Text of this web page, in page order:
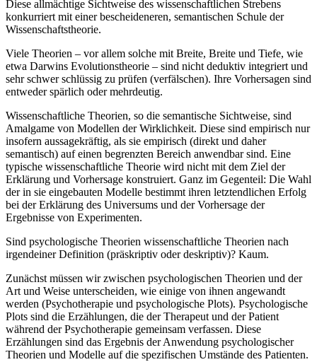
Diese allmächtige Sichtweise des wissenschaftlichen Strebens
konkurriert mit einer bescheideneren, semantischen Schule der
Wissenschaftstheorie.
Viele Theorien – vor allem solche mit Breite, Breite und Tiefe, wie
etwa Darwins Evolutionstheorie – sind nicht deduktiv integriert und
sehr schwer schlüssig zu prüfen (verfälschen). Ihre Vorhersagen sind
entweder spärlich oder mehrdeutig.
Wissenschaftliche Theorien, so die semantische Sichtweise, sind
Amalgame von Modellen der Wirklichkeit. Diese sind empirisch nur
insofern aussagekräftig, als sie empirisch (direkt und daher
semantisch) auf einen begrenzten Bereich anwendbar sind. Eine
typische wissenschaftliche Theorie wird nicht mit dem Ziel der
Erklärung und Vorhersage konstruiert. Ganz im Gegenteil: Die Wahl
der in sie eingebauten Modelle bestimmt ihren letztendlichen Erfolg
bei der Erklärung des Universums und der Vorhersage der
Ergebnisse von Experimenten.
Sind psychologische Theorien wissenschaftliche Theorien nach
irgendeiner Definition (präskriptiv oder deskriptiv)? Kaum.
Zunächst müssen wir zwischen psychologischen Theorien und der
Art und Weise unterscheiden, wie einige von ihnen angewandt
werden (Psychotherapie und psychologische Plots). Psychologische
Plots sind die Erzählungen, die der Therapeut und der Patient
während der Psychotherapie gemeinsam verfassen. Diese
Erzählungen sind das Ergebnis der Anwendung psychologischer
Theorien und Modelle auf die spezifischen Umstände des Patienten.